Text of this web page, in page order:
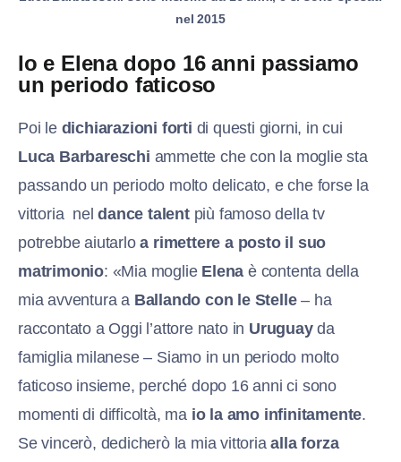
nel 2015
Io e Elena dopo 16 anni passiamo
un periodo faticoso
Poi le dichiarazioni forti di questi giorni, in cui
Luca Barbareschi ammette che con la moglie sta
passando un periodo molto delicato, e che forse la
vittoria neldance talentpiù famoso della tv
potrebbe aiutarloa rimettere a posto il suo
matrimonio: «Mia moglie Elena è contenta della
mia avventura a Ballando con le Stelle– ha
raccontato a Oggi l’attore nato in Uruguayda
famiglia milanese – Siamo in un periodo molto
faticoso insieme, perché dopo 16 anni ci sono
momenti di difficoltà, ma io la amo infinitamente.
Se vincerò, dedicherò la mia vittoriaalla forza